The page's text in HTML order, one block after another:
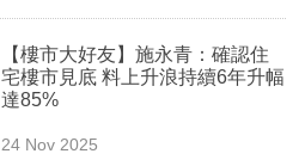
【樓市大好友】施永青：確認住
宅樓市見底 料上升浪持續6年升幅
達85%
24 Nov 2025